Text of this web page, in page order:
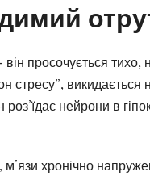
просочується тихо,
стресу”, викидається
роз’їдає нейрони в
м’язи хронічно